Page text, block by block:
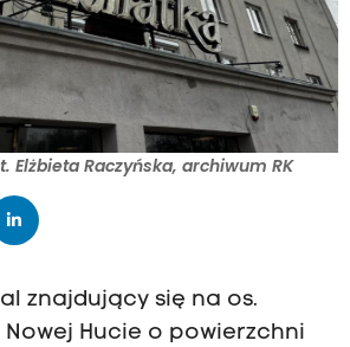
Elżbieta Raczyńska, archiwum RK
znajdujący się na os.
Nowej Hucie o powierzchni